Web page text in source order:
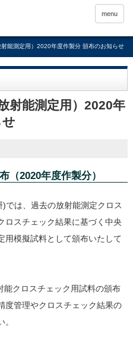
menu
能測定用）2020年度作製分 頒布のお知らせ
射能測定用）2020年
（2020年度作製分）
では、過去の放射能測定クロス
ロスチェック結果に基づく中央
用模擬試料として頒布いたして
能クロスチェック用試料の頒布
度管理やクロスチェック結果の